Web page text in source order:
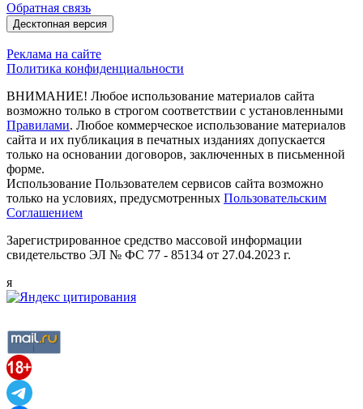
Обратная связь
Десктопная версия
Реклама на сайте
Политика конфиденциальности
ВНИМАНИЕ! Любое использование материалов сайта
возможно только в строгом соответствии с установленными
Правилами. Любое коммерческое использование материалов
сайта и их публикация в печатных изданиях допускается
только на основании договоров, заключенных в письменной
форме.
Использование Пользователем сервисов сайта возможно
только на условиях, предусмотренных Пользовательским
Соглашением
Зарегистрированное средство массовой информации
свидетельство ЭЛ № ФС 77 - 85134 от 27.04.2023 г.
я